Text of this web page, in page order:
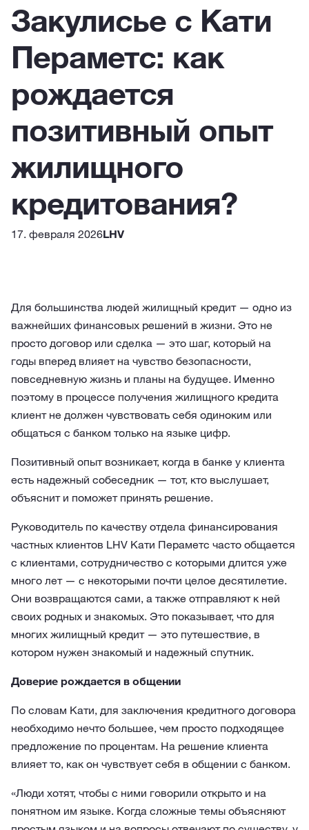
Закулисье с Кати
Пераметс: как
рождается
позитивный опыт
жилищного
кредитования?
17. февраля 2026LHV
Для большинства людей жилищный кредит — одно из
важнейших финансовых решений в жизни. Это не
просто договор или сделка — это шаг, который на
годы вперед влияет на чувство безопасности,
повседневную жизнь и планы на будущее. Именно
поэтому в процессе получения жилищного кредита
клиент не должен чувствовать себя одиноким или
общаться с банком только на языке цифр.
Позитивный опыт возникает, когда в банке у клиента
есть надежный собеседник — тот, кто выслушает,
объяснит и поможет принять решение.
Руководитель по качеству отдела финансирования
частных клиентов LHV Кати Пераметс часто общается
с клиентами, сотрудничество с которыми длится уже
много лет — с некоторыми почти целое десятилетие.
Они возвращаются сами, а также отправляют к ней
своих родных и знакомых. Это показывает, что для
многих жилищный кредит — это путешествие, в
котором нужен знакомый и надежный спутник.
Доверие рождается в общении
По словам Кати, для заключения кредитного договора
необходимо нечто большее, чем просто подходящее
предложение по процентам. На решение клиента
влияет то, как он чувствует себя в общении с банком.
«Люди хотят, чтобы с ними говорили открыто и на
понятном им языке. Когда сложные темы объясняют